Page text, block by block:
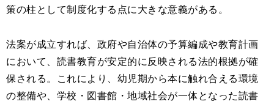
策の柱として制度化する点に大きな意義がある。
法案が成立すれば、政府や自治体の予算編成や教育計画
において、読書教育が安定的に反映される法的根拠が確
保される。これにより、幼児期から本に触れ合える環境
の整備や、学校・図書館・地域社会が一体となった読書